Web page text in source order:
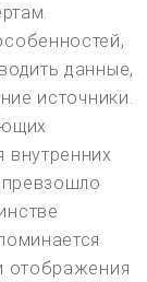
данные,
источники.
превзошло
отображения